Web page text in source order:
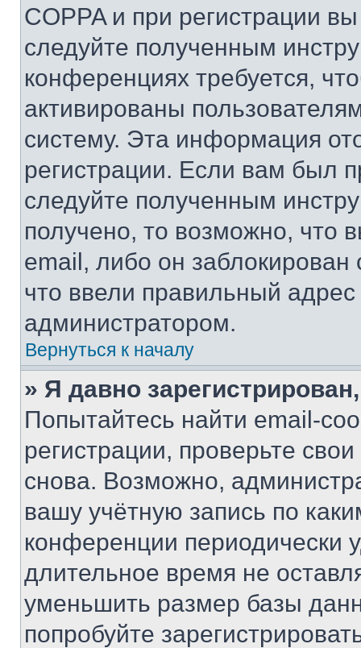
COPPA и при регистрации
следуйте полученным
конференциях требуется,
активированы
систему. Эта информация
регистрации. Если вам был
следуйте полученным
получено, то возможно, что
email, либо он
что ввели правильный адрес
администратором.
Вернуться к началу
» Я давно
Попытайтесь найти email-
регистрации, проверьте
снова. Возможно,
вашу учётную запись по
конференции периодически
длительное время не
уменьшить размер базы
попробуйте